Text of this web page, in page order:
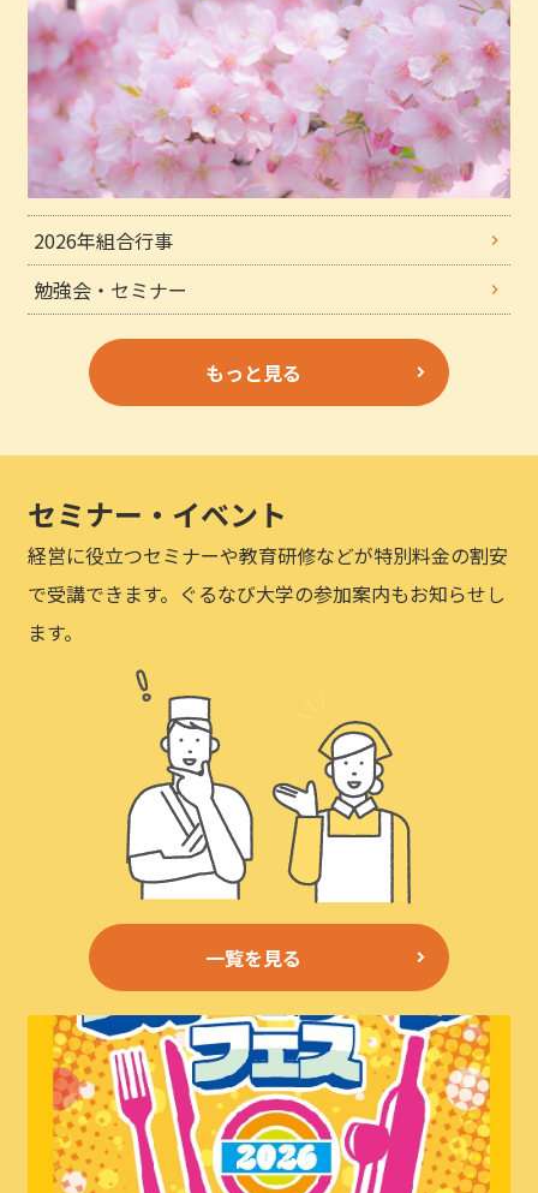
2026年組合行事
勉強会・セミナー
もっと見る
セミナー・イベント
経営に役立つセミナーや教育研修などが特別料金の割安
で受講できます。ぐるなび大学の参加案内もお知らせし
ます。
一覧を見る